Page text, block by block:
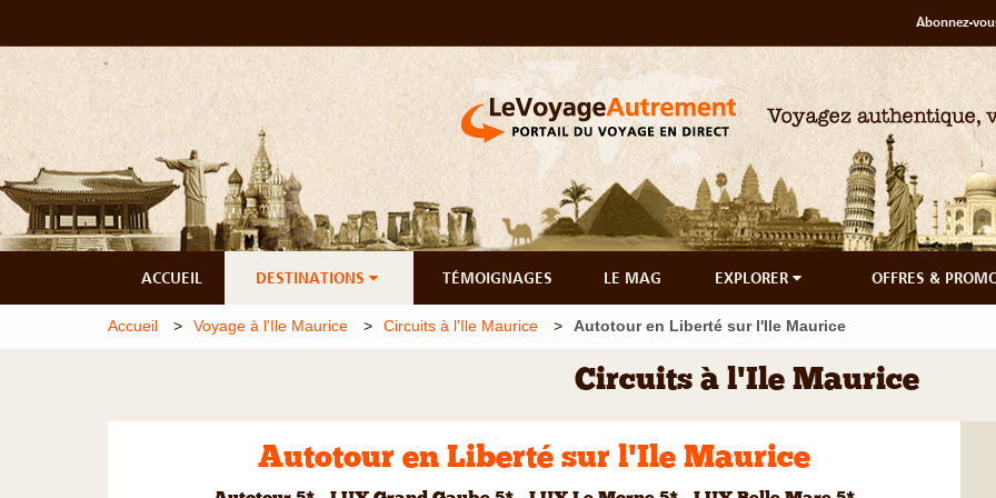
Abonnez-
ACCUEIL DESTINATIONS TÉMOIGNAGES LE MAG EXPLORER OFFRES &
Accueil Voyage à l'Ile Maurice Circuits à l'Ile Maurice Autotour en Liberté sur l'Ile Maurice
Circuits à l'Ile Maurice
Autotour en Liberté sur l'Ile Maurice